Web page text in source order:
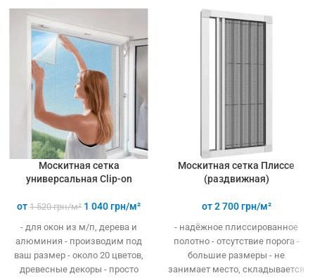
(инструмент не нужен)
Москитная сетка
универсальная Clip-on
от 1 520грн/м² 1 040грн/м²
- для окон из м/п, дерева и
алюминия - производим под
ваш размер - около 20 цветов,
древесные декоры - просто
Москитная сетка Плиссе
(раздвижная)
от 2 700грн/м²
- надёжное плиссированное
полотно - отсутствие порога -
большие размеры - не
занимает место, складывается